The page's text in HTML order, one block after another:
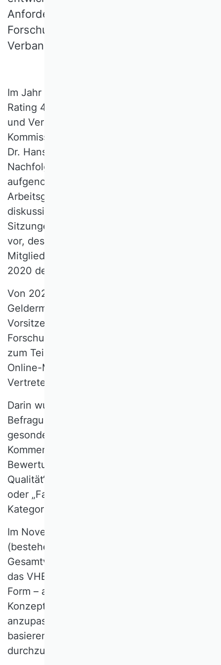
Anforderungen der
Forschungsgemeinschaft aus Sicht des
Verbandes entspricht.
Im Jahr 2018 hatte die Arbeitsgruppe VHB
Rating 4.0, bestehend aus Vertreterinnen
und Vertretern von 13 Wissenschaftliche
Kommissionen (WKs) sowie Sprecher Prof.
Dr. Hans Ulrich Buhl, die Arbeit an einem
Nachfolgeprodukt von JOURQUAL3
aufgenommen. Anfang 2020 legte diese
Arbeitsgruppe ihren in zehn
diskussionsreichen, zum Teil mehrtägigen
Sitzungen entwickelten Konzeptvorschlag
vor, dessen Überarbeitungsbedarf in der
Mitgliederversammlung des VHB im März
2020 deutlich wurde.
Von 2021 bis 2022 leitete Prof. Dr. Jutta
Geldermann als stellvertretende VHB-
Vorsitzende mit dem Vorstandsressort
Forschung und Publikationen weitere zehn
zum Teil mehrtägige Workshops und
Online-Meetings mit Vertreterinnen und
Vertretern aller WKs.
Darin wurde der Umfang der neuen
Befragung herausgearbeitet, nämlich die
gesonderte Bewertung von Zeitschriften,
Kommentaren und Proceedings, sowie die
Bewertungsdimensionen „wissenschaftliche
Qualität“, „Transferbeitrag“,„Praxisrelevanz“
oder „Fachbezug“ und ihre jeweiligen
Kategorien.
Im November 2022 traf der Lenkungskreis
(bestehend aus Beirat und VHB-
Gesamtvorstand) den Grundsatzbeschluss,
das VHB Rating 2024 in der vorliegenden
Form – auf Grundlage eines durchgängigen
Konzepts eines WK-spezifisch
anzupassenden Publikationsmedienratings,
basierend auf einer Mitgliederbefragung –
durchzuführen.